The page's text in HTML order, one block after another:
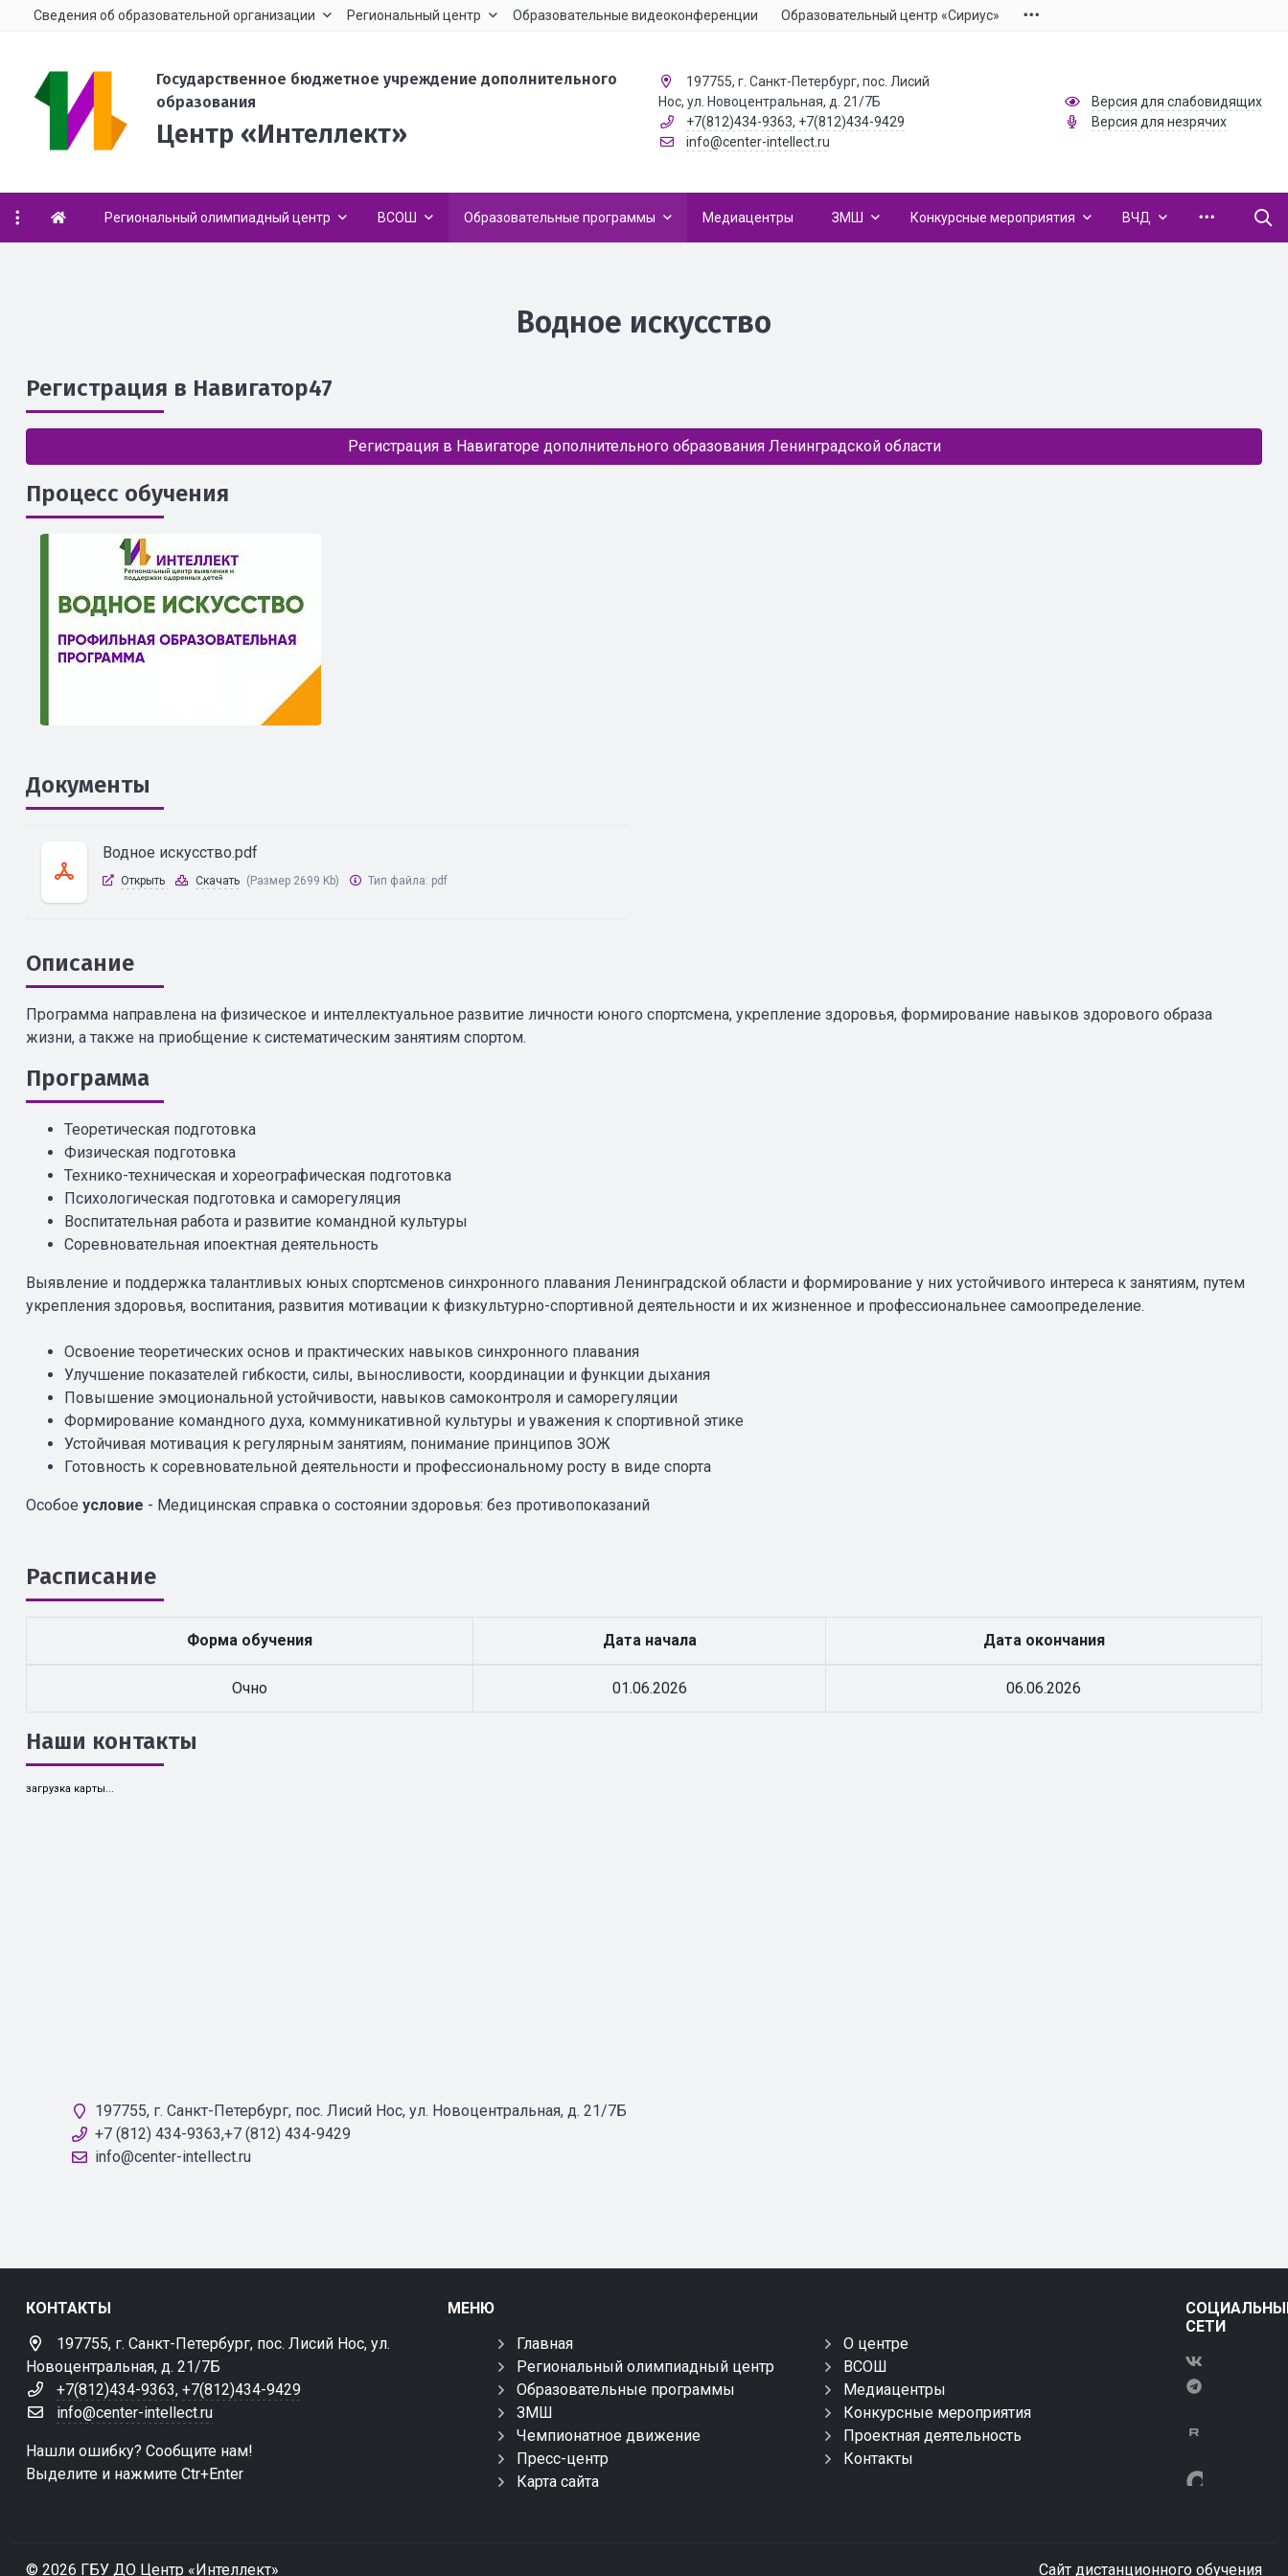
Сведения об образовательной организации Региональный центр Образовательные видеоконференции Образовательный центр «Сириус»
Государственное бюджетное учреждение дополнительного
образования
Центр «Интеллект»
197755, г. Санкт-Петербург, пос. Лисий
Нос, ул. Новоцентральная, д. 21/7Б
+7(812)434-9363, +7(812)434-9429
info@center-intellect.ru
Версия для слабовидящих
Версия для незрячих
Региональный олимпиадный центр ВСОШ Образовательные программы Медиацентры ЗМШ Конкурсные мероприятия ВЧД
Водное искусство
Регистрация в Навигатор47
Регистрация в Навигаторе дополнительного образования Ленинградской области
Процесс обучения
Документы
Водное искусство.pdf
Открыть Скачать (Размер 2699 Kb) Тип файла: pdf
Описание
Программа направлена на физическое и интеллектуальное развитие личности юного спортсмена, укрепление здоровья, формирование навыков здорового образа
жизни, а также на приобщение к систематическим занятиям спортом.
Программа
Теоретическая подготовка
Физическая подготовка
Технико-техническая и хореографическая подготовка
Психологическая подготовка и саморегуляция
Воспитательная работа и развитие командной культуры
Соревновательная ипоектная деятельность
Выявление и поддержка талантливых юных спортсменов синхронного плавания Ленинградской области и формирование у них устойчивого интереса к занятиям, путем
укрепления здоровья, воспитания, развития мотивации к физкультурно-спортивной деятельности и их жизненное и профессиональнее самоопределение.
Освоение теоретических основ и практических навыков синхронного плавания
Улучшение показателей гибкости, силы, выносливости, координации и функции дыхания
Повышение эмоциональной устойчивости, навыков самоконтроля и саморегуляции
Формирование командного духа, коммуникативной культуры и уважения к спортивной этике
Устойчивая мотивация к регулярным занятиям, понимание принципов ЗОЖ
Готовность к соревновательной деятельности и профессиональному росту в виде спорта
Особое условие - Медицинская справка о состоянии здоровья: без противопоказаний
Расписание
Форма обучения Дата начала Дата окончания
Очно 01.06.2026 06.06.2026
Наши контакты
загрузка карты...
197755, г. Санкт-Петербург, пос. Лисий Нос, ул. Новоцентральная, д. 21/7Б
+7 (812) 434-9363,+7 (812) 434-9429
info@center-intellect.ru
КОНТАКТЫ
197755, г. Санкт-Петербург, пос. Лисий Нос, ул.
Новоцентральная, д. 21/7Б
+7(812)434-9363, +7(812)434-9429
info@center-intellect.ru
Нашли ошибку? Сообщите нам!
Выделите и нажмите Ctr+Enter
МЕНЮ
Главная
О центре
Региональный олимпиадный центр
ВСОШ
Образовательные программы
Медиацентры
ЗМШ
Конкурсные мероприятия
Чемпионатное движение
Проектная деятельность
Пресс-центр
Контакты
Карта сайта
СЕТИ
© 2026 ГБУ ДО Центр «Интеллект» Сайт дистанционного обучения